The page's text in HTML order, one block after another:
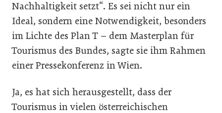
Nachhaltigkeit setzt“. Es sei nicht nur ein
Ideal, sondern eine Notwendigkeit, besonders
im Lichte des Plan T – dem Masterplan für
Tourismus des Bundes, sagte sie ihm Rahmen
einer Pressekonferenz in Wien.
Ja, es hat sich herausgestellt, dass der
Tourismus in vielen österreichischen